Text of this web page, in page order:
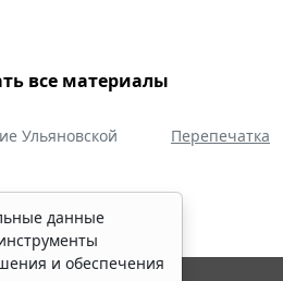
все материалы
Ульяновской
Перепечатка
данные
и обеспечения